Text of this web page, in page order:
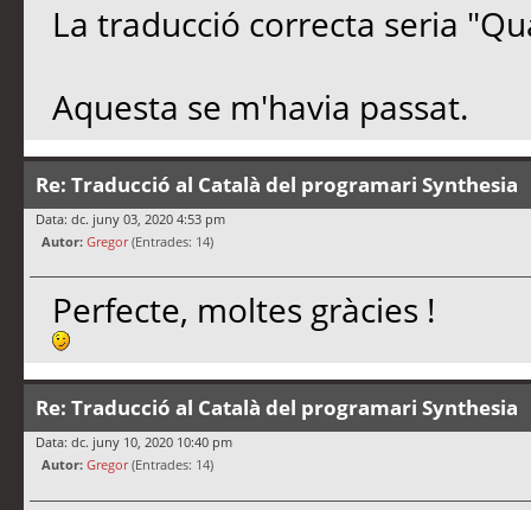
La traducció correcta seria
Aquesta se m'havia passat.
Re: Traducció al Català del programari Synthesia
Data: dc. juny 03, 2020 4:53 pm
Autor: Gregor(Entrades: 14)
Perfecte, moltes gràcies !
Re: Traducció al Català del programari Synthesia
Data: dc. juny 10, 2020 10:40 pm
Autor: Gregor(Entrades: 14)